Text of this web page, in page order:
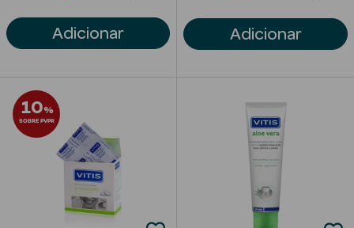
Adicionar Adicionar
10%
SOBRE PVPR